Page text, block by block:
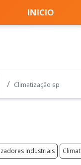
INICIO
Climatização sp
Industriais